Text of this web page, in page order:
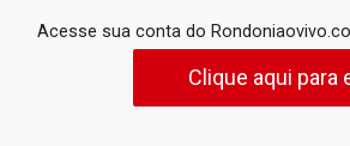
Acesse sua conta do
Clique aqui para